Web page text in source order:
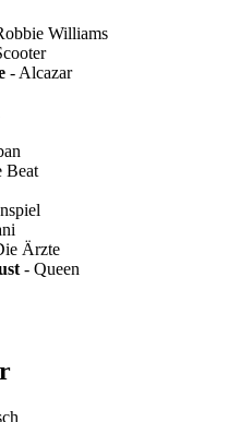
Williams
- Alcazar
Beat
Ärzte
- Queen